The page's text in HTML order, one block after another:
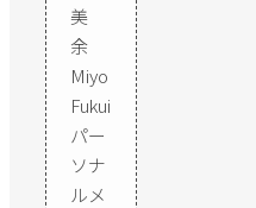
美
余
Miyo
Fukui
パー
ソナ
ルメ